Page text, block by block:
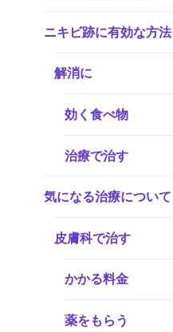
ニキビ跡に有効な方法
解消に
効く食べ物
治療で治す
気になる治療について
皮膚科で治す
かかる料金
薬をもらう